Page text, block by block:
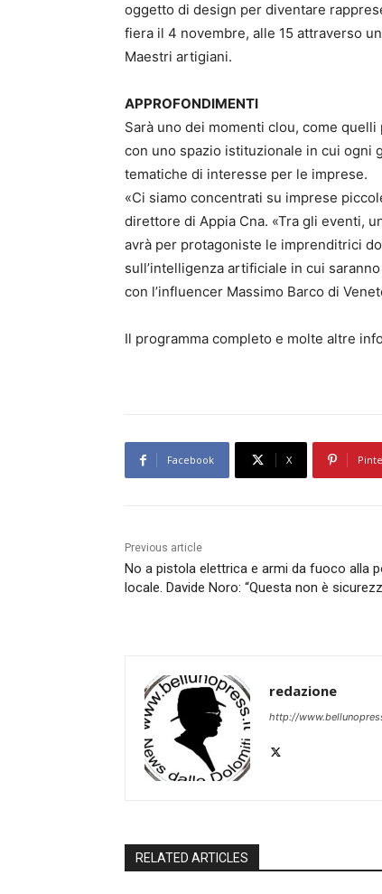
oggetto di design per diventare
fiera il 4 novembre, alle 15 attraverso
Maestri artigiani.
APPROFONDIMENTI
Sarà uno dei momenti clou, come
con uno spazio istituzionale in cui ogni
tematiche di interesse per le imprese.
«Ci siamo concentrati su imprese
direttore di Appia Cna. «Tra gli eventi,
avrà per protagoniste le imprenditrici
sull’intelligenza artificiale in cui
con l’influencer Massimo Barco di
Il programma completo e molte altre
Facebook X
Previous article
No a pistola elettrica e armi da fuoco alla
locale. Davide Noro: “Questa non è
redazione
http://
RELATED ARTICLES